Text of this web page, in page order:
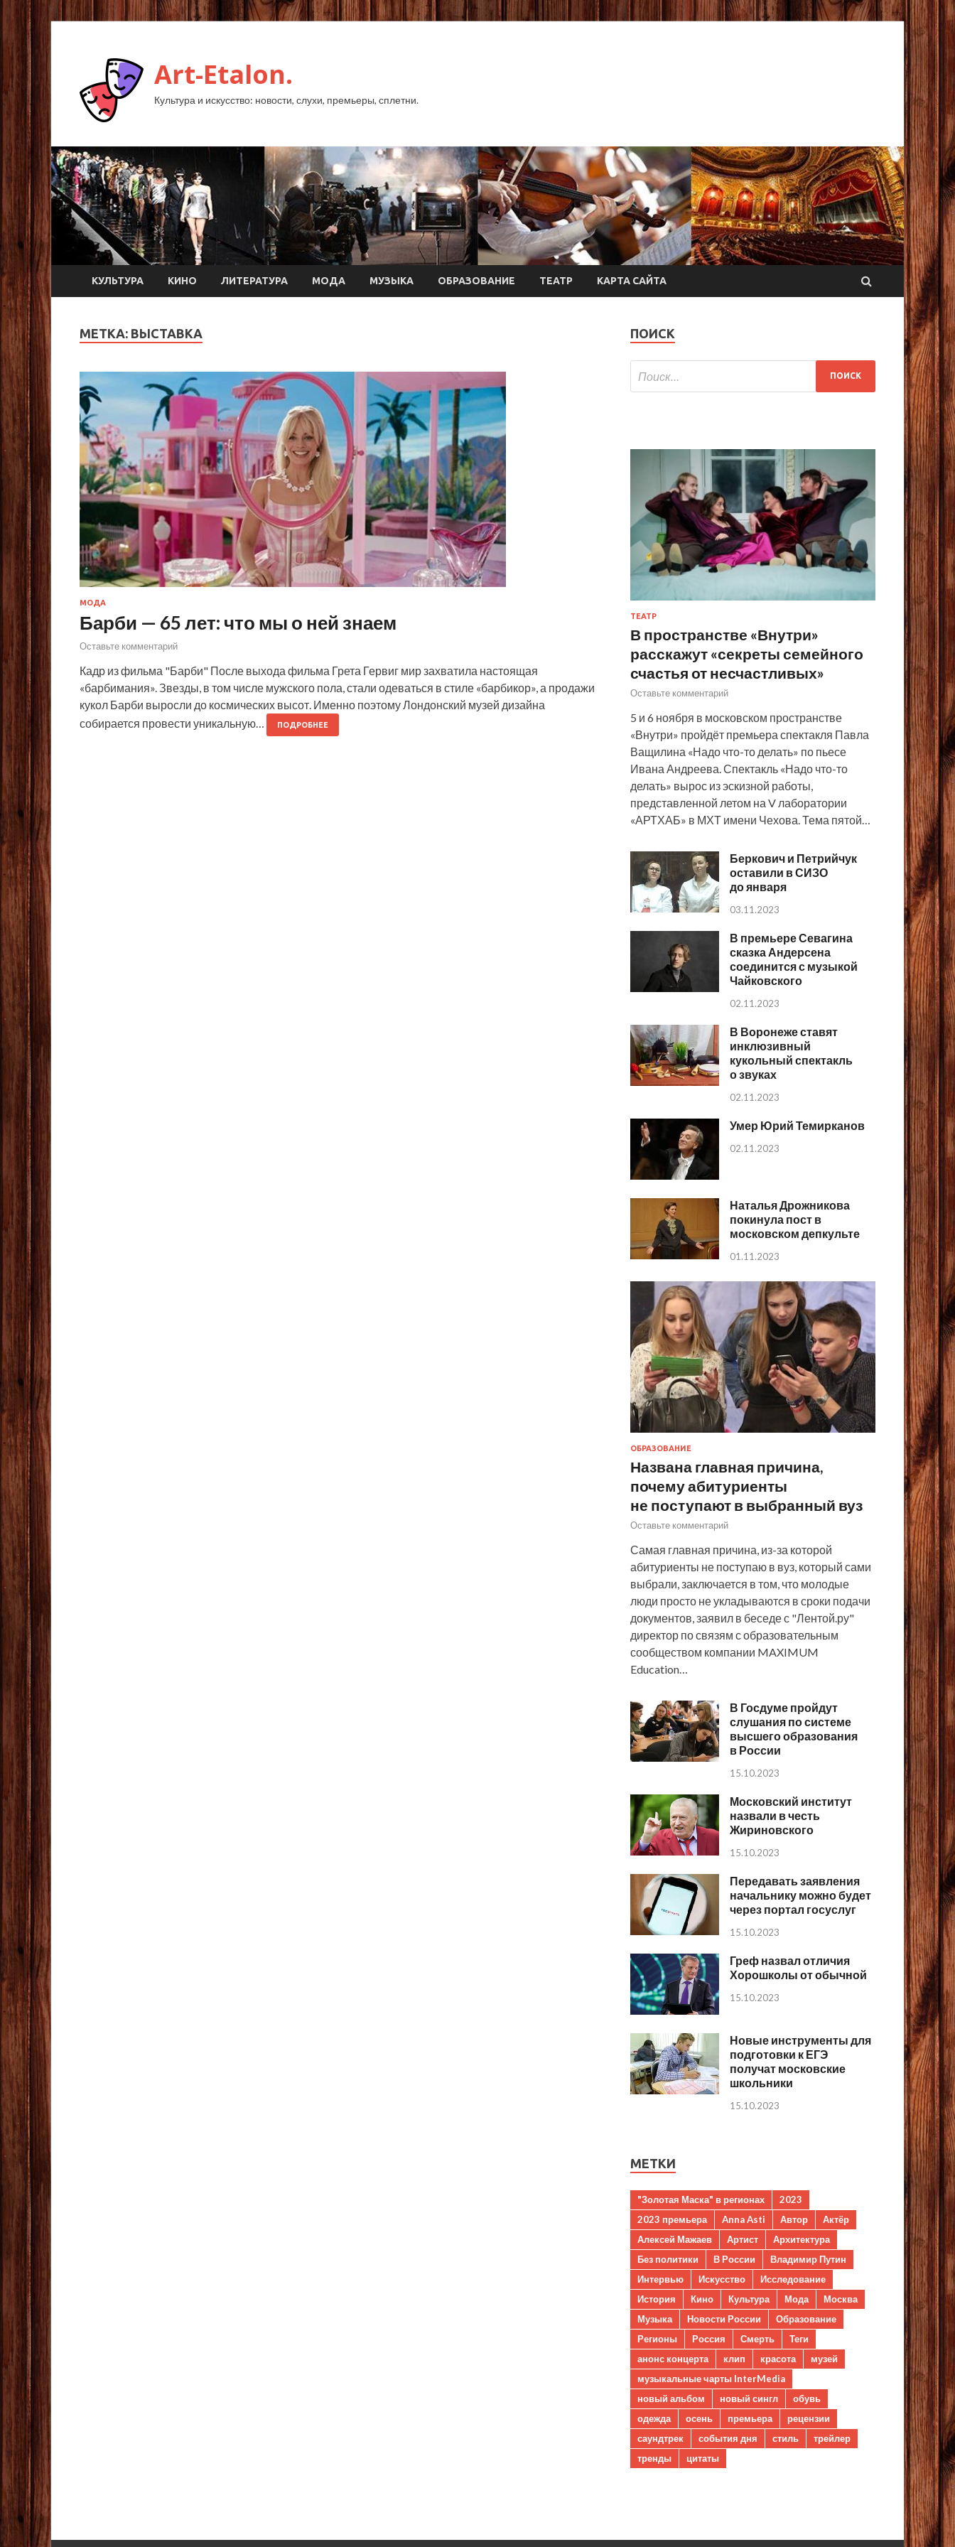
Art-Etalon.
Культура и искусство: новости, слухи, премьеры, сплетни.
КУЛЬТУРА КИНО ЛИТЕРАТУРА МОДА МУЗЫКА ОБРАЗОВАНИЕ ТЕАТР КАРТА САЙТА
МЕТКА: ВЫСТАВКА
МОДА
Барби — 65 лет: что мы о ней знаем
Оставьте комментарий
Кадр из фильма "Барби" После выхода фильма Грета Гервиг мир захватила настоящая
«барбимания». Звезды, в том числе мужского пола, стали одеваться в стиле «барбикор», а продажи
кукол Барби выросли до космических высот. Именно поэтому Лондонский музей дизайна
собирается провести уникальную…
ПОДРОБНЕЕ
ПОИСК
ТЕАТР
В пространстве «Внутри»
расскажут «секреты семейного
счастья от несчастливых»
Оставьте комментарий
5 и 6 ноября в московском пространстве
«Внутри» пройдёт премьера спектакля Павла
Ващилина «Надо что-то делать» по пьесе
Ивана Андреева. Спектакль «Надо что-то
делать» вырос из эскизной работы,
представленной летом на V лаборатории
«АРТХАБ» в МХТ имени Чехова. Тема пятой…
Беркович и Петрийчук
оставили в СИЗО
до января
03.11.2023
В премьере Севагина
сказка Андерсена
соединится с музыкой
Чайковского
02.11.2023
В Воронеже ставят
инклюзивный
кукольный спектакль
о звуках
02.11.2023
Умер Юрий Темирканов
02.11.2023
Наталья Дрожникова
покинула пост в
московском депкульте
01.11.2023
ОБРАЗОВАНИЕ
Названа главная причина,
почему абитуриенты
не поступают в выбранный вуз
Оставьте комментарий
Самая главная причина, из-за которой
абитуриенты не поступаю в вуз, который сами
выбрали, заключается в том, что молодые
люди просто не укладываются в сроки подачи
документов, заявил в беседе с "Лентой.ру"
директор по связям с образовательным
сообществом компании MAXIMUM
Education…
В Госдуме пройдут
слушания по системе
высшего образования
в России
15.10.2023
Московский институт
назвали в честь
Жириновского
15.10.2023
Передавать заявления
начальнику можно будет
через портал госуслуг
15.10.2023
Греф назвал отличия
Хорошколы от обычной
15.10.2023
Новые инструменты для
подготовки к ЕГЭ
получат московские
школьники
15.10.2023
МЕТКИ
"Золотая Маска" в регионах
2023
2023 премьера
Anna Asti Автор
Актёр
Алексей Мажаев
Артист
Архитектура
Без политики
В России
Владимир Путин
Интервью
Искусство
Исследование
История
Кино Культура Мода
Москва
Музыка
Новости России
Образование
Регионы
Россия Смерть
Теги
анонс концерта
клип красота
музей
музыкальные чарты InterMedia
новый альбом
новый сингл
обувь
одежда
осень премьера
рецензии
саундтрек
события дня стиль
трейлер
тренды
цитаты